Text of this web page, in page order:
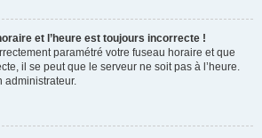
et l’heure est toujours incorrecte !
paramétré votre fuseau horaire et que
il se peut que le serveur ne soit pas à l’heure.
administrateur.